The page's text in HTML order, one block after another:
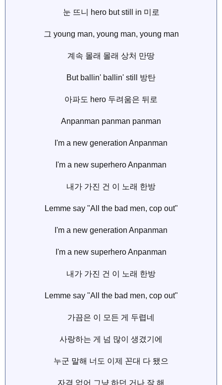
눈 뜨니 hero but still in 미로
그 young man, young man, young man
계속 몰래 몰래 상처 만땅
But ballin' ballin' still 방탄
아파도 hero 두려움은 뒤로
Anpanman panman panman
I'm a new generation Anpanman
I'm a new superhero Anpanman
내가 가진 건 이 노래 한방
Lemme say "All the bad men, cop out"
I'm a new generation Anpanman
I'm a new superhero Anpanman
내가 가진 건 이 노래 한방
Lemme say "All the bad men, cop out"
가끔은 이 모든 게 두렵네
사랑하는 게 넘 많이 생겼기에
누군 말해 너도 이제 꼰대 다 됐으
자격 없어 그냥 하던 거나 잘 해